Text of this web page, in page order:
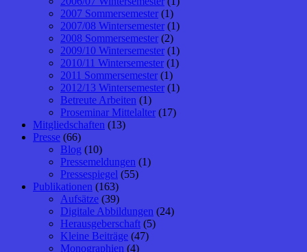
2007 Sommersemester (1)
2007/08 Wintersemester (1)
2008 Sommersemester (2)
2009/10 Wintersemester (1)
2010/11 Wintersemester (1)
2011 Sommersemester (1)
2012/13 Wintersemester (1)
Betreute Arbeiten (1)
Proseminar Mittelalter (17)
Mitgliedschaften (13)
Presse (66)
Blog (10)
Pressemeldungen (1)
Pressespiegel (55)
Publikationen (163)
Aufsätze (39)
Digitale Abbildungen (24)
Herausgeberschaft (5)
Kleine Beiträge (47)
Monographien (4)